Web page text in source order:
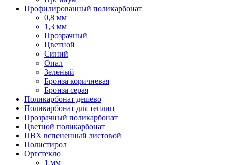
Профилированный поликарбонат
0,8 мм
1,3 мм
Прозрачный
Цветной
Синий
Опал
Зеленый
Бронза коричневая
Бронза серая
Поликарбонат дешево
Поликарбонат для теплиц
Прозрачный поликарбонат
Цветной поликарбонат
ПВХ вспененный листовой
Полистирол
Оргстекло
1 мм